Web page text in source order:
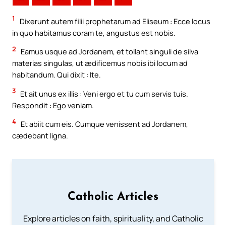
1
Dixerunt autem filii prophetarum ad Eliseum : Ecce locus
in quo habitamus coram te, angustus est nobis.
2
Eamus usque ad Jordanem, et tollant singuli de silva
materias singulas, ut ædificemus nobis ibi locum ad
habitandum. Qui dixit : Ite.
3 Et ait unus ex illis : Veni ergo et tu cum servis tuis.
Respondit : Ego veniam.
4 Et abiit cum eis. Cumque venissent ad Jordanem,
cædebant ligna.
Catholic Articles
Explore articles on faith, spirituality, and Catholic